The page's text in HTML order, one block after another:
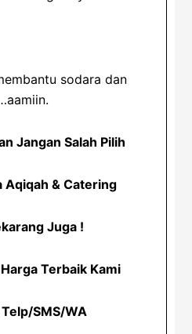
sodara dan
Jangan Salah Pilih
Aqiqah & Catering
Juga !
Terbaik Kami
SMS/WA